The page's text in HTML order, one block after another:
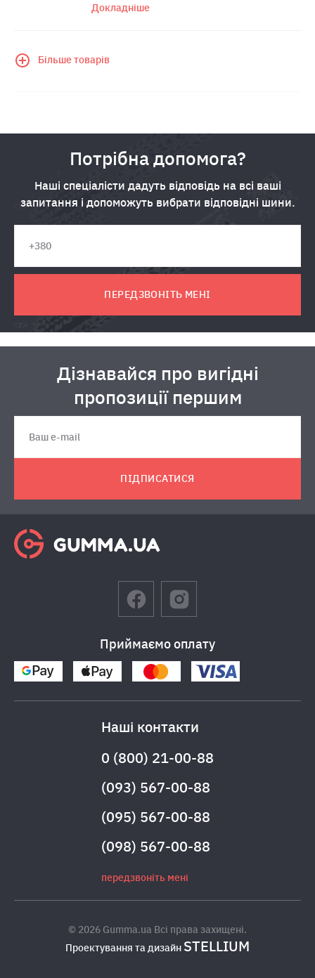
Докладніше
Більше товарів
Потрібна допомога?
Наші спеціалісти дадуть відповідь на всі ваші
запитання і допоможуть вибрати відповідні шини.
ПЕРЕДЗВОНІТЬ МЕНІ
Дізнавайся про вигідні
пропозиції першим
ПІДПИСАТИСЯ
Приймаємо оплату
Наші контакти
0 (800) 21-00-88
(093) 567-00-88
(095) 567-00-88
(098) 567-00-88
передзвоніть мені
© 2026 Gumma.ua Всі права захищені.
Проектування та дизайн STELLIUM